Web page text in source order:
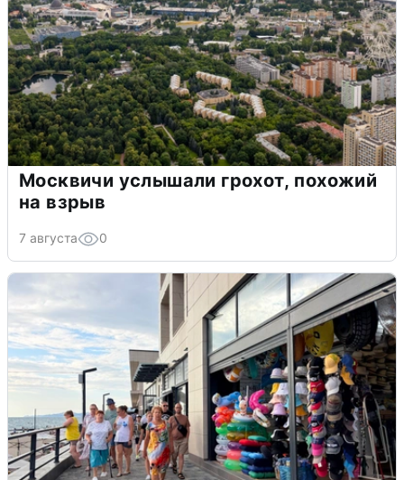
Москвичи услышали грохот, похожий
на взрыв
7 августа 0